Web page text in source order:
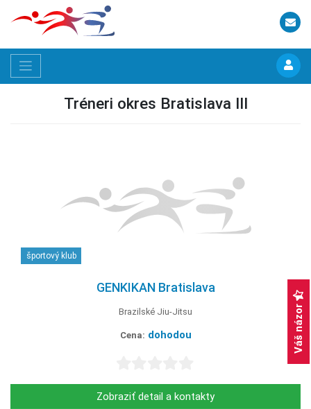
Tréneri okres Bratislava III
športový klub
GENKIKAN Bratislava
Brazilské Jiu-Jitsu
Cena: dohodou
Zobraziť detail a kontakty
Váš názor